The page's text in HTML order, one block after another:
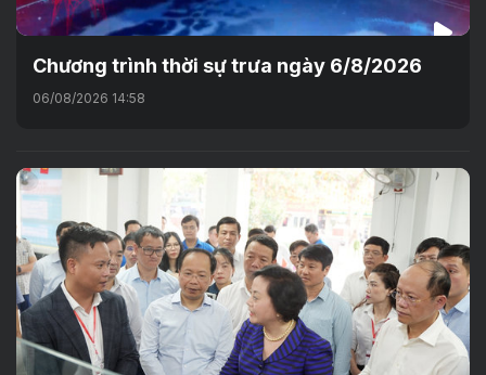
Chương trình thời sự trưa ngày 6/8/2026
06/08/2026 14:58